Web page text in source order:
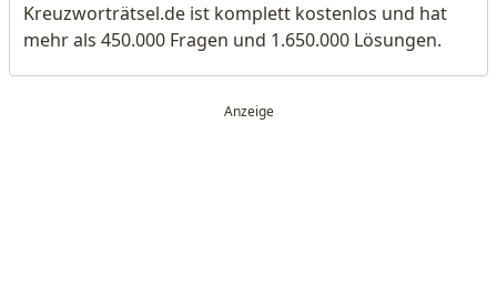
Kreuzworträtsel.de ist komplett kostenlos und hat
mehr als 450.000 Fragen und 1.650.000 Lösungen.